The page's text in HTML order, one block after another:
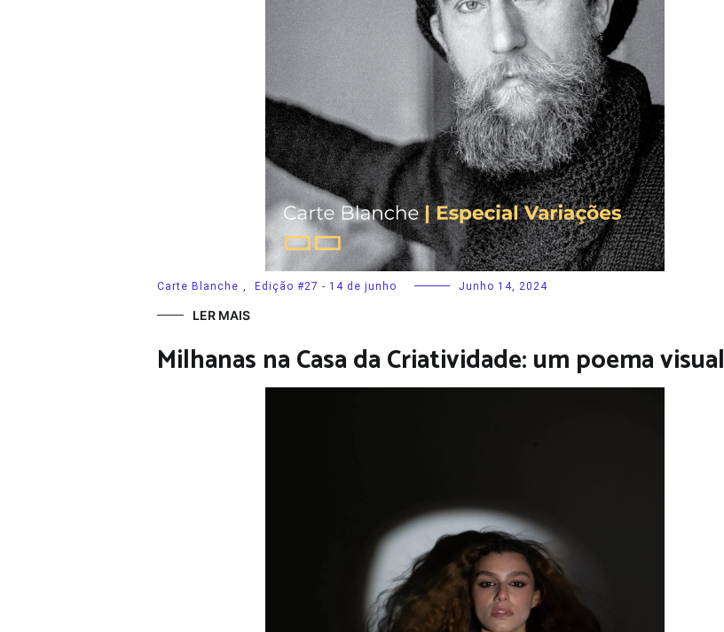
Carte Blanche Edição #27 - 14 de junho Junho 14, 2024
LER MAIS
Milhanas na Casa da Criatividade: um poema visual